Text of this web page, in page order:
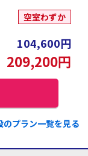
空室わずか
104,600円
209,200円
のプラン一覧を見る